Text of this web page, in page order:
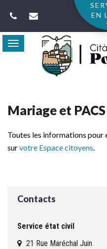
EN
Toggle
navigation
Mariage et PACS
Toutes les informations
survotre Espace citoyens.
Contacts
Service état civil
21 Rue Maréchal Juin